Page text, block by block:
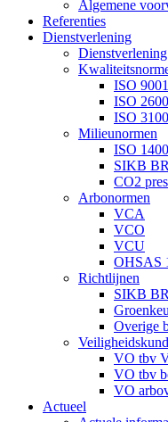
Algemene
Referenties
Dienstverlening
Dienstverlening
ISO 9001
ISO
ISO
Milieunormen
ISO
SIKB
CO2
Arbonormen
VCA
VCO
VCU
OHSAS
Richtlijnen
SIKB
Overige
VO tbv
VO tbv
VO
Actueel